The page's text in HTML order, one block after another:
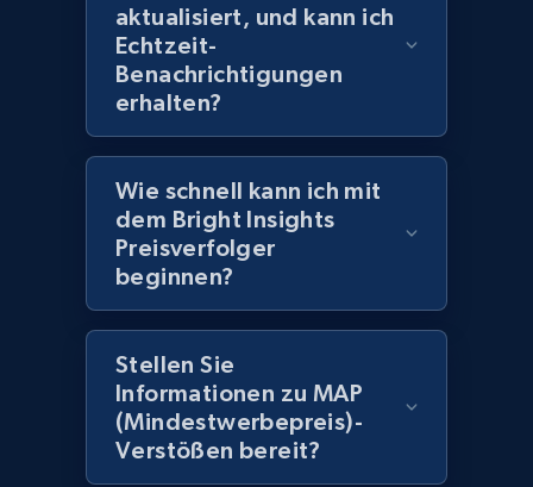
Amazon products global dataset
2.1K+ 375+ Jetzt anfangen
Amazon products global dataset - Collects
products by specific category URL
Title, Seller name, Brand, Description, Initial
price, Currency, Availability, Reviews count, and
more.
aktualisiert, und kann ich
Echtzeit-
Benachrichtigungen
erhalten?
Wie schnell kann ich mit
dem Bright Insights
Preisverfolger
beginnen?
Stellen Sie
Informationen zu MAP
(Mindestwerbepreis)-
Verstößen bereit?